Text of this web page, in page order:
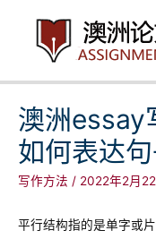
澳洲essay
如何表达句
写作方法 / 2022年2月22
平行结构指的是单字或